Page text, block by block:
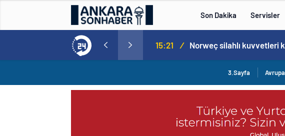
Son Dakika Servisler
Tam 5 futbolcu…. 15:21 /
3.Sayfa Avrupa